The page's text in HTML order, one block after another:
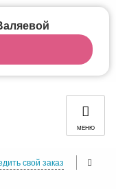
МЕНЮ
свой заказ